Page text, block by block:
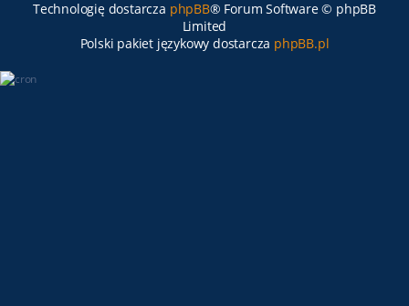
Technologię dostarcza phpBB® Forum Software © phpBB
Limited
Polski pakiet językowy dostarcza phpBB.pl